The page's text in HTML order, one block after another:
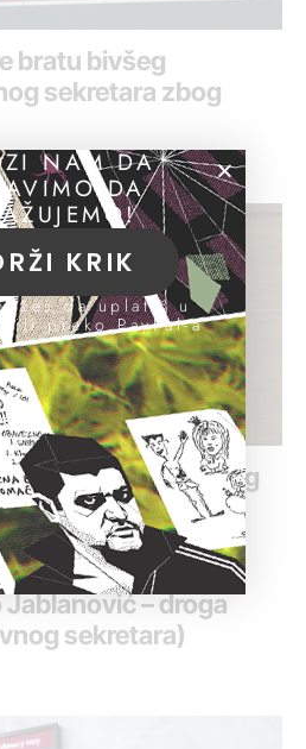
bratu bivšeg
sekretara zbog
suđenje bratu bivšeg
– droga
sekretara)
NAM DA
DA
KRIK
da uplatiš u
ili preko PayPal-a